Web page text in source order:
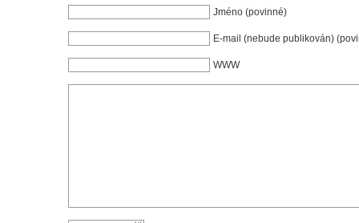
Jméno (povinné)
E-mail (nebude publikován)
WWW